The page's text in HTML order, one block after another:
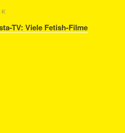
TV: Viele Fetish-Filme